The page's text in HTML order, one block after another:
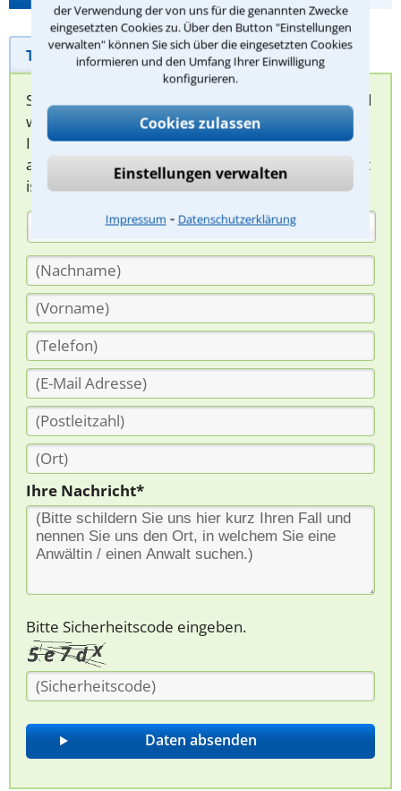
der Verwendung der von uns für die genannten Zwecke
eingesetzten Cookies zu. Über den Button "Einstellungen
verwalten" können Sie sich über die eingesetzten Cookies
informieren und den Umfang Ihrer Einwilligung
konfigurieren.
Cookies zulassen
Einstellungen verwalten
Impressum ⁃ Datenschutzerklärung
Telefonhilfe Beratungsanfrage
Sie können hier Ihren Fall schildern. Anschließend
werden sich spezialisierte Rechtsanwälte bei
Ihnen melden, um das weitere Vorgehen
abzuklären. Die Rückmeldung durch einen Anwalt
ist für Sie kostenlos.
Ihre Nachricht*
Bitte Sicherheitscode eingeben.